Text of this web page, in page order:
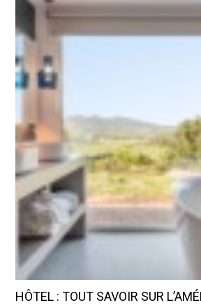
HÔTEL : TOUT SAVOIR SUR